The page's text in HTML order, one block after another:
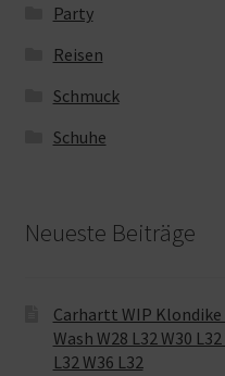
Party
Reisen
Schmuck
Schuhe
Neueste Beiträge
Carhartt WIP Klondike
Wash W28 L32 W30
L32 W36 L32